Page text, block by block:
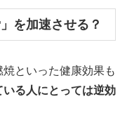
を加速させる？
といった健康効果も
る人にとっては逆効